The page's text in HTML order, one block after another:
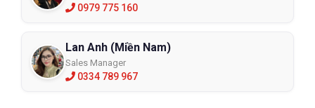
0979 775 160
Lan Anh (Miền Nam)
Sales Manager
0334 789 967